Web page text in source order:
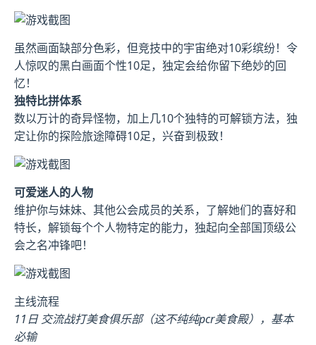
虽然画面缺部分色彩，但竞技中的宇宙绝对10彩缤纷！令
人惊叹的黑白画面个性10足，独定会给你留下绝妙的回
忆！
独特比拼体系
数以万计的奇异怪物，加上几10个独特的可解锁方法，独
定让你的探险旅途障碍10足，兴奋到极致！
可爱迷人的人物
维护你与妹妹、其他公会成员的关系，了解她们的喜好和
特长，解锁每个个人物特定的能力，独起向全部国顶级公
会之名冲锋吧！
主线流程
11日 交流战打美食俱乐部（这不纯纯pcr美食殿），基本
必输